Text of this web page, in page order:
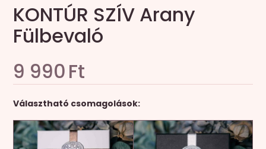
KONTÚR SZÍV Arany
Fülbevaló
9 990Ft
Választható csomagolások: